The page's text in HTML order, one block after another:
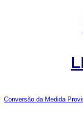
Conversão da Medida